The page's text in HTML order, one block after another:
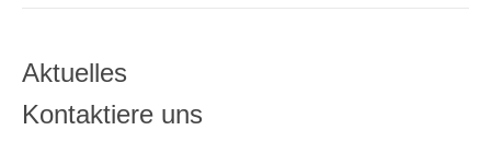
Aktuelles
Kontaktiere uns